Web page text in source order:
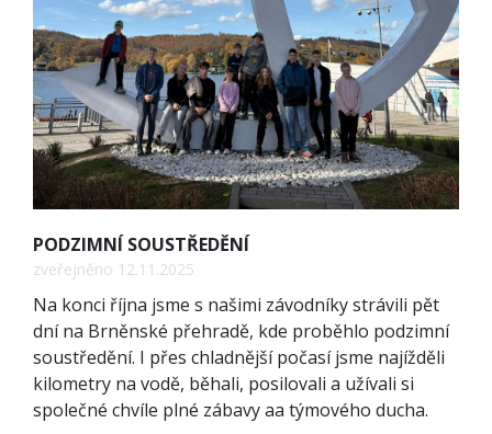
PODZIMNÍ SOUSTŘEDĚNÍ
zveřejněno 12.11.2025
Na konci října jsme s našimi závodníky strávili pět
dní na Brněnské přehradě, kde proběhlo podzimní
soustředění. I přes chladnější počasí jsme najížděli
kilometry na vodě, běhali, posilovali a užívali si
společné chvíle plné zábavy aa týmového ducha.